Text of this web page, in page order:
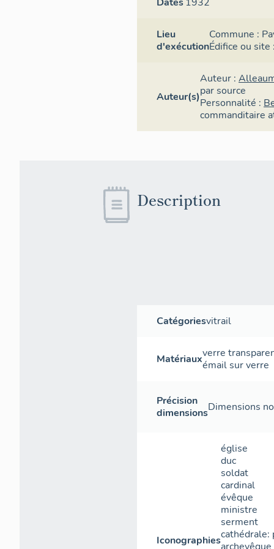
Lieu
d'exécution
Commune :
Édifice ou site
Auteur(s)
Auteur :
par source
Personnalité :
commanditaire
Description
Catégoriesvitrail
Matériauxverre
émail sur verre
Précision
dimensionsDimensions
Iconographies
église
duc
soldat
cardinal
évêque
ministre
serment
cathédrale: